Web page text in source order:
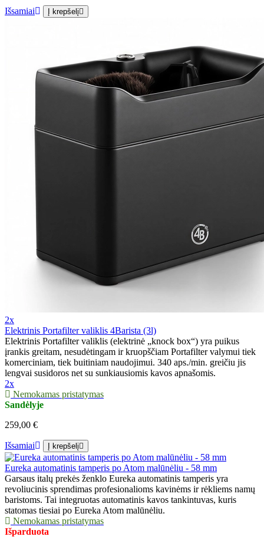
Išsamiai Į krepšelį
2x
Elektrinis Portafilter valiklis 4Barista (3l)
Elektrinis Portafilter valiklis (elektrinė „knock box“) yra puikus
įrankis greitam, nesudėtingam ir kruopščiam Portafilter valymui tiek
komerciniam, tiek buitiniam naudojimui. 340 aps./min. greičiu jis
lengvai susidoros net su sunkiausiomis kavos apnašomis.
2x
Nemokamas pristatymas
Sandėlyje
259,00 €
Išsamiai Į krepšelį
Eureka automatinis tamperis po Atom malūnėliu - 58 mm
Garsaus italų prekės ženklo Eureka automatinis tamperis yra
revoliucinis sprendimas profesionalioms kavinėms ir rėkliems namų
baristoms. Tai integruotas automatinis kavos tankintuvas, kuris
statomas tiesiai po Eureka Atom malūnėliu.
Nemokamas pristatymas
Išparduota